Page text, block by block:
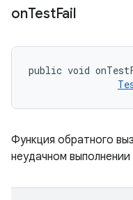
onTestFail
public void
Функция обратного
неудачном